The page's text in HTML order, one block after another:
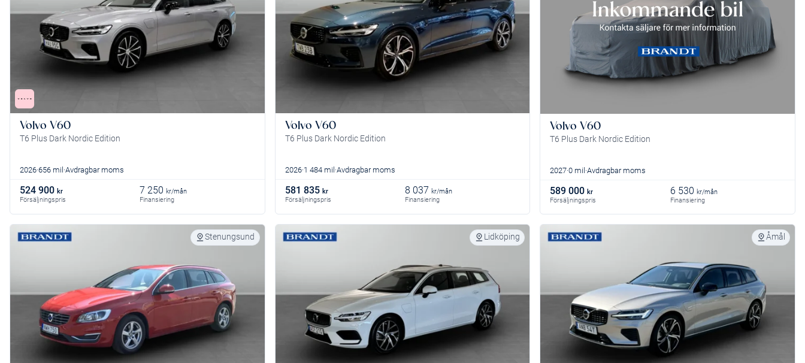
Volvo V60
T6 Plus Dark Nordic Edition
2026 656 mil Avdragbar moms
524 900 kr
Försäljningspris
7 250 kr/mån
Finansiering
Volvo V60
T6 Plus Dark Nordic Edition
2026 1 484 mil Avdragbar moms
581 835 kr
Försäljningspris
8 037 kr/mån
Finansiering
Volvo V60
T6 Plus Dark Nordic Edition
2027 0 mil Avdragbar moms
589 000 kr
Försäljningspris
6 530 kr/mån
Finansiering
Stenungsund Lidköping Åmål